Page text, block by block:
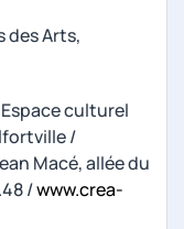
des Arts,
culturel
/
Macé, allée du
/www.crea-